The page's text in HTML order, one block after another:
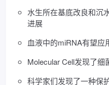
水生所在基底改良和沉
进展
血液中的miRNA有望应
Molecular Cell发现了
科学家们发现了一种保